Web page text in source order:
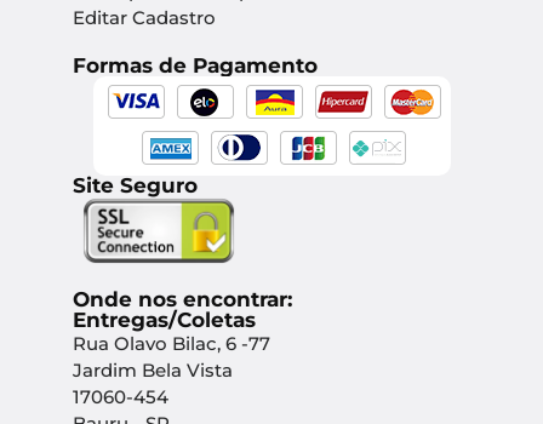
Editar Cadastro
Formas de Pagamento
Site Seguro
Onde nos encontrar:
Entregas/Coletas
Rua Olavo Bilac, 6 -77
Jardim Bela Vista
17060-454